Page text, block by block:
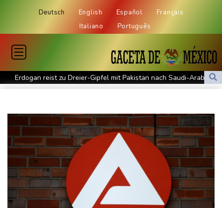
Deutsch English Español
Français
Italiano
Português
Erdogan reist zu Dreier-Gipfel mit Pakistan nach Saudi-Arabien
58 Soldaten im Jemen bei Huthi-Angriffen getötet - Regierung
UEFA hält an FIFA-Boykott fest - CAF hält zu Infantino
Jemen: 38 Soldaten bei Huthi-Angriffen getötet - Regierung
kündigt Vergeltung an
Mindestens zwei Tote bei Bombenexplosion in Kleinbus nahe
Damaskus
Real Madrid verlängert mit Vinicius Jr. bis 2032
Schwimm-EM: Eikermann und Rösler gewinnen Silber und Bronze